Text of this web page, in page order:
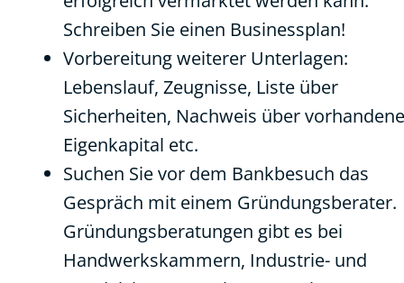
Schreiben Sie einen Businessplan!
Vorbereitung weiterer Unterlagen:
Lebenslauf, Zeugnisse, Liste über
Sicherheiten, Nachweis über
Eigenkapital etc.
Suchen Sie vor dem Bankbesuch das
Gespräch mit einem Gründungsberater.
Gründungsberatungen gibt es bei
Handwerkskammern, Industrie- und